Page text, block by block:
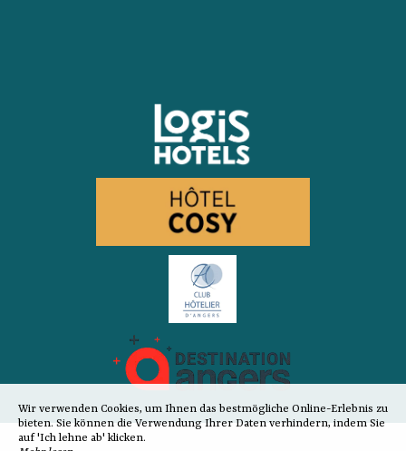
Wir verwenden Cookies, um Ihnen das bestmögliche Online-Erlebnis zu
bieten. Sie können die Verwendung Ihrer Daten verhindern, indem Sie
auf 'Ich lehne ab' klicken.